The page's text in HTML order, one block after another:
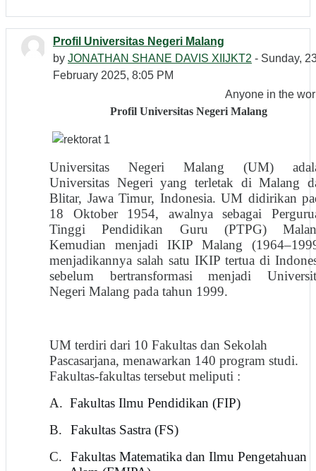
Profil Universitas Negeri Malang
by JONATHAN SHANE DAVIS XIIJKT2 - Sunday,
February 2025, 8:05 PM
Anyone in the
Profil Universitas Negeri Malang
Universitas Negeri Malang (UM)
Universitas Negeri yang terletak di Malang
Blitar, Jawa Timur, Indonesia. UM didirikan
18 Oktober 1954, awalnya sebagai
Tinggi Pendidikan Guru (PTPG)
Kemudian menjadi IKIP Malang
menjadikannya salah satu IKIP tertua di
sebelum bertransformasi menjadi
Negeri Malang pada tahun 1999.
UM terdiri dari 10 Fakultas dan Sekolah
Pascasarjana, menawarkan 140 program studi.
Fakultas-fakultas tersebut meliputi :
A. Fakultas Ilmu Pendidikan (FIP)
B.
Fakultas Sastra (FS)
C.
Fakultas Matematika dan Ilmu Pengetahuan